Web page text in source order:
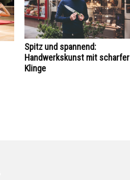
Spitz und spannend:
Handwerkskunst mit scharfer
Klinge